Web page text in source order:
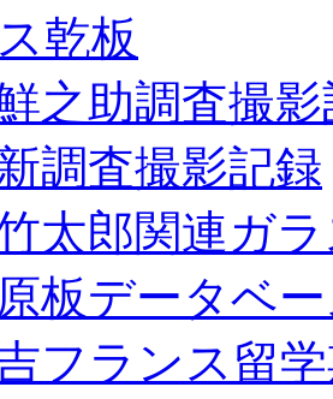
乾板
之助調査撮
調査撮影記録
太郎関連ガ
板データベ
フランス留